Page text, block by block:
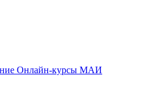
Онлайн-курсы МАИ